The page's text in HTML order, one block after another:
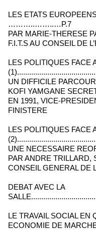
LES ETATS
………..……..…P.7
PAR MARIE-THERESE
F.I.T.S AU CONSEIL DE
LES POLITIQUES FACE
UN DIFFICILE
KOFI YAMGANE
EN 1991, VICE-
FINISTERE
LES POLITIQUES FACE
UNE NECESSAIRE
PAR ANDRE TRILLARD,
CONSEIL GENERAL DE
DEBAT AVEC LA
LE TRAVAIL SOCIAL EN
ECONOMIE DE